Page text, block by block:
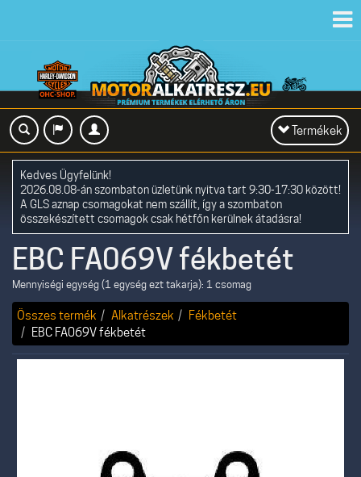
Toggle
navigation
Termékek
Kedves Ügyfelünk!
2026.08.08-án szombaton üzletünk nyitva tart 9:30-17:30 között!
A GLS aznap csomagokat nem szállít, így a szombaton
összekészített csomagok csak hétfőn kerülnek átadásra!
EBC FA069V fékbetét
Mennyiségi egység (1 egység ezt takarja): 1 csomag
Összes termék Alkatrészek
Fékbetét
EBC FA069V fékbetét